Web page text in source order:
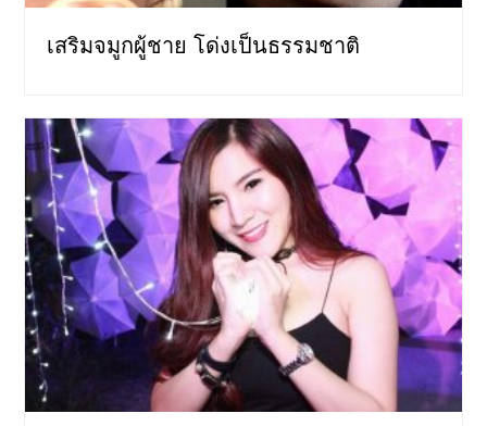
เสริมจมูกผู้ชาย โด่งเป็นธรรมชาติ